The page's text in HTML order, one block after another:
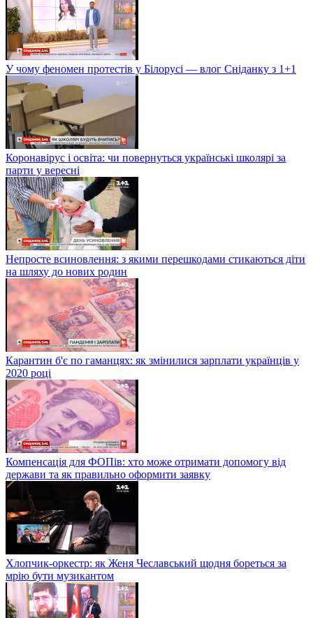
У чому феномен протестів у Білорусі — влог Сніданку з 1+1
Коронавірус і освіта: чи повернуться українські школярі за
парти у вересні
Непросте всиновлення: з якими перешкодами стикаються діти
на шляху до нових родин
Карантин б'є по гаманцях: як змінилися зарплати українців у
2020 році
Компенсація для ФОПів: хто може отримати допомогу від
держави та як правильно оформити заявку
Хлопчик-оркестр: як Женя Чеславський щодня бореться за
мрію бути музикантом